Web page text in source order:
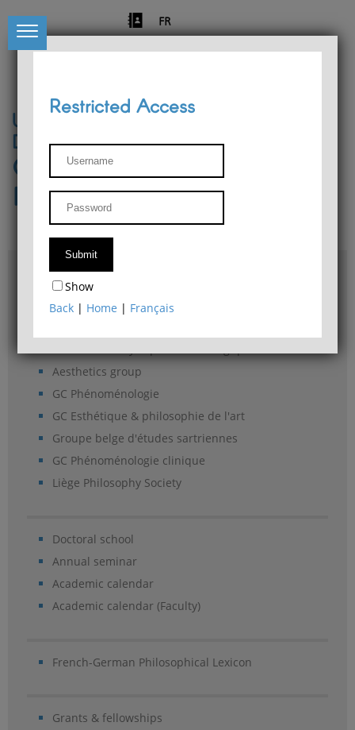
FR
University of Liège
Départment of Philosophy
Center for Phenomenological
Research
Access & maps
Philosophy Department Library
Aesthetics group
GC Phénoménologie
GC Esthétique & philosophie de l'art
Groupe belge d'études sartriennes
GC Phénoménologie clinique
Liège Philosophy Society
Doctoral school
Annual seminar
Academic calendar
Academic calendar (Faculty)
French-German Philosophical Lexicon
Grants & fellowships
Restricted Access
Show
Back | Home | Français